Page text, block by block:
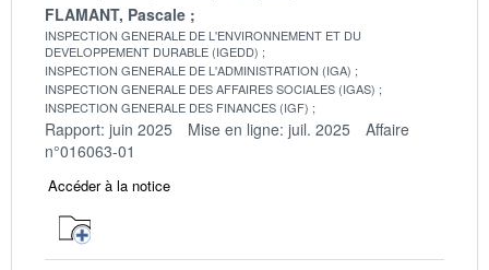
FLAMANT, Pascale
INSPECTION GENERALE DE L'ENVIRONNEMENT ET DU
DEVELOPPEMENT DURABLE (IGEDD)
INSPECTION GENERALE DE L'ADMINISTRATION (IGA)
INSPECTION GENERALE DES AFFAIRES SOCIALES (IGAS)
INSPECTION GENERALE DES FINANCES (IGF)
Rapport: juin 2025 Mise en ligne: juil. 2025
Affaire
n°016063-01
Accéder à la notice